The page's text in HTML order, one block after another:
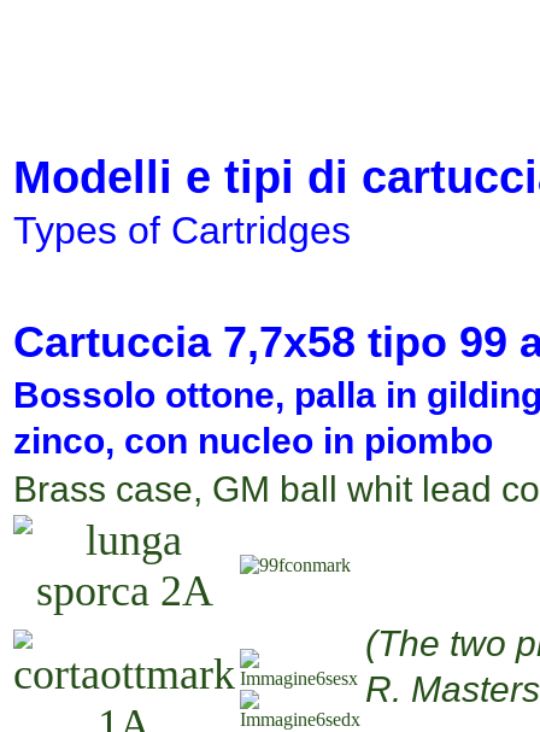
Modelli e tipi di
Types of Cartridges
Cartuccia 7,7x58 tipo 99
Bossolo ottone, palla in
zinco, con nucleo in piombo
Brass case, GM ball whit lead
(The two
R.